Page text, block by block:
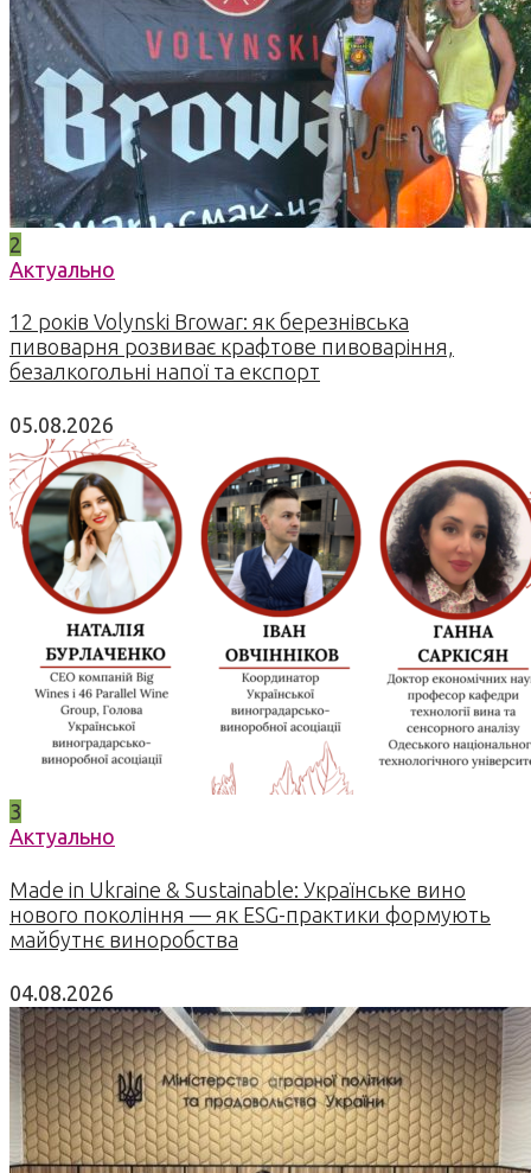
2
Актуально
12 років Volynski Browar: як березнівська
пивоварня розвиває крафтове пивоваріння,
безалкогольні напої та експорт
05.08.2026
3
Актуально
Made in Ukraine & Sustainable: Українське вино
нового покоління — як ESG-практики формують
майбутнє виноробства
04.08.2026